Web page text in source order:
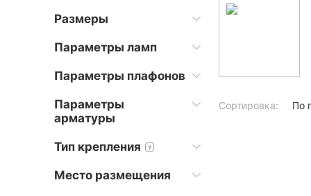
Размеры
Параметры ламп
Параметры плафонов
Параметры
арматуры
Тип крепления ?
Место размещения
Сортировка: По